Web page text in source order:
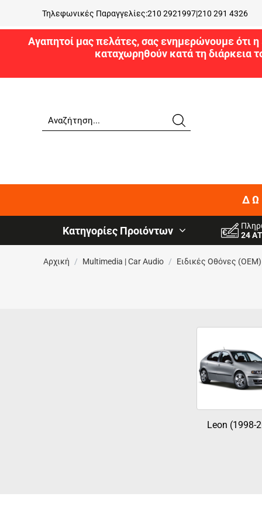
Τηλεφωνικές Παραγγελίες:210 2921997|210 291 4326
Αγαπητοί μας πελάτες, σας ενημερώνουμε ότι
καταχωρηθούν κατά τη διάρκεια
Κατηγορίες Προιόντων
24
Αρχική / Multimedia | Car Audio / Ειδικές Oθόνες (OEM)
Leon (1998-